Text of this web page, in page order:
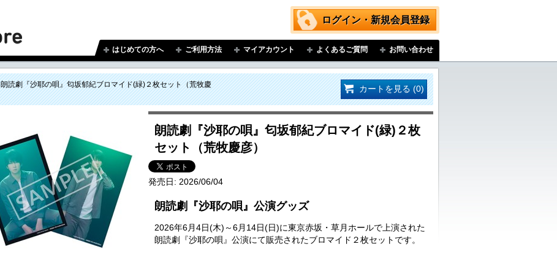
ログイン・新規会員登録
はじめての方へ ご利用方法 マイアカウント よくあるご質問 お問い合わせ
朗読劇『沙耶の唄』匂坂郁紀ブロマイド(緑)２枚セット（荒牧慶
カートを見る (0)
朗読劇『沙耶の唄』匂坂郁紀ブロマイド(緑)２枚
セット（荒牧慶彦）
発売日: 2026/06/04
朗読劇『沙耶の唄』公演グッズ
2026年6月4日(木)～6月14日(日)に東京赤坂・草月ホールで上演された
朗読劇『沙耶の唄』公演にて販売されたブロマイド２枚セットです。